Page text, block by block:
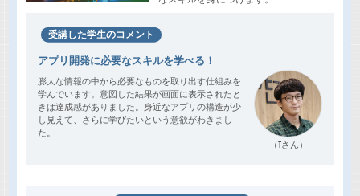
受講した学生のコメント
アプリ開発に必要なスキルを学べる！
膨大な情報の中から必要なものを取り出す仕組みを
学んでいます。意図した結果が画面に表示されたと
きは達成感がありました。身近なアプリの構造が少
し見えて、さらに学びたいという意欲がわきまし
た。
（Tさん）